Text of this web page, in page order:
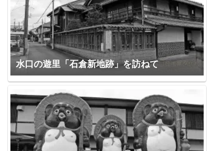
水口の遊里「石倉新地跡」を訪ねて